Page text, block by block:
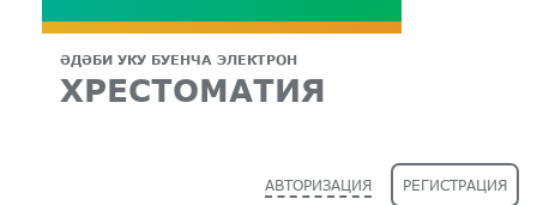
ӘДӘБИ УКУ БУЕНЧА ЭЛЕКТРОН
ХРЕСТОМАТИЯ
АВТОРИЗАЦИЯ РЕГИСТРАЦИЯ